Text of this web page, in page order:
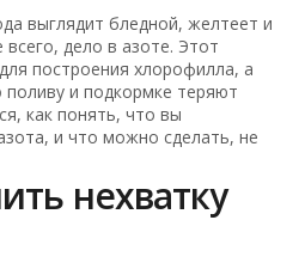
выглядит бледной, желтеет и
дело в азоте. Этот
построения хлорофилла, а
и подкормке теряют
как понять, что вы
и что можно сделать, не
нехватку